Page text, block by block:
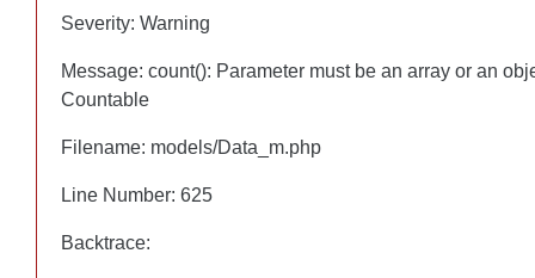
Severity: Warning
Message: count(): Parameter must be an array or an
Countable
Filename: models/Data_m.php
Line Number: 625
Backtrace:
Severity: Warning
Message: count(): Parameter must be an array or an
Countable
Filename: models/Data_m.php
Line Number: 625
Backtrace: